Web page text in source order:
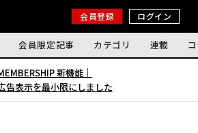
会員登録 ログイン
会員限定記事 カテゴリ 連載
新機能｜
告表示を最小限にしました